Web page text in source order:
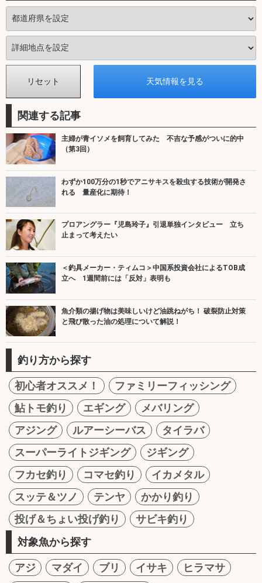
関連する記事
主婦が青イソメを飼育してみた 不吉な予感がついに的中
（第3回）
わずか100万分の1秒でアニサキスを殺虫する技術が開発さ
れる 量産化に期待！
プロアングラー『児島玲子』引退単独インタビュー 立ち
止まって考えたい
＜釣具メーカー・ティムコ＞中国系投資会社によるTOB成
立へ 1週間前には「反対」表明も
魚介類の揚げ物は美味しいけど油跳ねがち！ 破裂防止対策
と飛び散った油の処理について解説！
釣り方から探す
初心者オススメ！
ファミリーフィッシング
鮎トモ釣り
エギング
メバリング
アジング
ルアーシーバス
タイラバ
スーパーライトジギング
ジギング
フカセ釣り
コマセ釣り
イカメタル
スッテ＆ツノ
テンヤ
かかり釣り
投げ＆ちょい投げ釣り
サビキ釣り
対象魚から探す
アジ マダイ ブリ イサキ
ヒラマサ